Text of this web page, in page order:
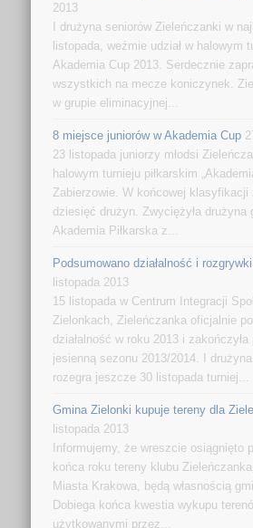
2013
I drużyna seniorów Zieleńczanki w
listopada, weźmie udział w halowym
Akademia Cup 2013. Serdecznie
wszystkich na mecze koniczynek.
w grupie eliminacyjnej...
8 miejsce juniorów w Akademia Cup
23 listopada juniorzy młodsi
halowym turnieju piłkarskim
Zabierzowie. W końcowej
dziesięć drużyn. Zwyciężyła drużyna
Akademia Piłkarska z...
Podsumowano działalność i
listopada 2013
15 listopada w Centrum Integracji
Zielonkach, Zieleńczanka oficjalnie
działalność w roku 2013 i zakończyła
jesienną sezonu 2013/2014. I
rozegra jeszcze 30 listopada turniej...
Gmina Zielonki kupuje tereny dla
listopada 2013
Informujemy, że wreszcie osiągnięto
końca roku tereny klubu
Miasta Krakowa, będą własnością
Dobiega końca kwestia wykupu
użytkowanymi przez...